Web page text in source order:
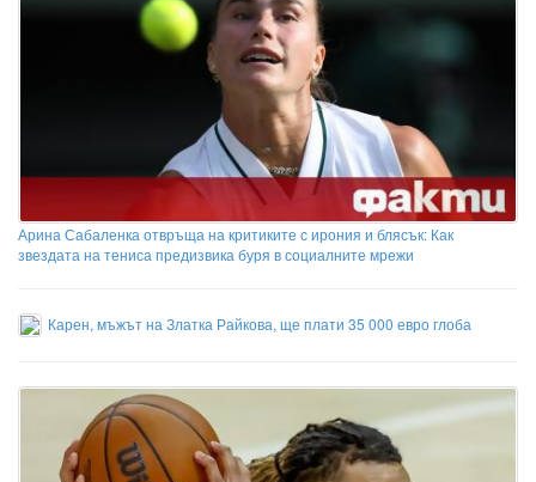
Арина Сабаленка отвръща на критиките с ирония и блясък: Как
звездата на тениса предизвика буря в социалните мрежи
Карен, мъжът на Златка Райкова, ще плати 35 000 евро глоба